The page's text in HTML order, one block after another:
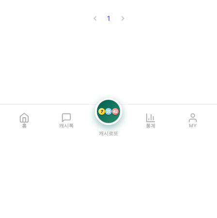
1
홈 캐시톡
7 21 42
캐시로또
통계 MY